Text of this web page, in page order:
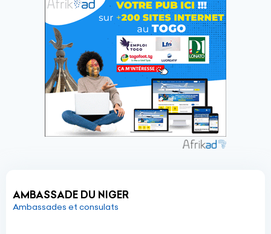
AMBASSADE DU NIGER
Ambassades et consulats